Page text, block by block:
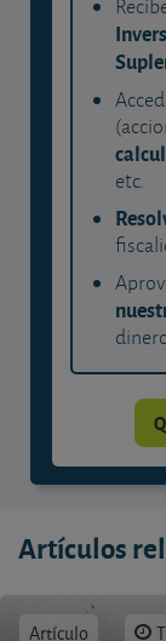
etc.
Artículos
Artículo